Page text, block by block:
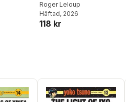
Totalt antal röster:
Roger Leloup
Häftad, 2026
118 kr